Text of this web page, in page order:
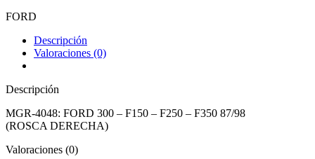
FORD
Descripción
Valoraciones (0)
Descripción
MGR-4048: FORD 300 – F150 – F250 – F350 87/98
(ROSCA DERECHA)
Valoraciones (0)